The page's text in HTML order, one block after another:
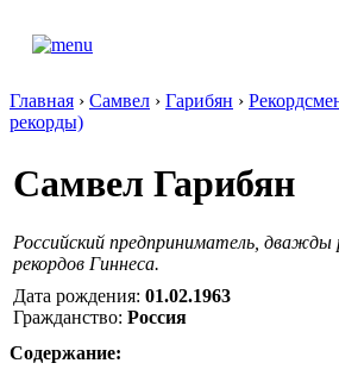
Главная › Самвел › Гарибян ›
рекорды)
Самвел Гарибян
Российский предприниматель, дважды
рекордов Гиннеса.
Дата рождения: 01.02.1963
Гражданство: Россия
Содержание: